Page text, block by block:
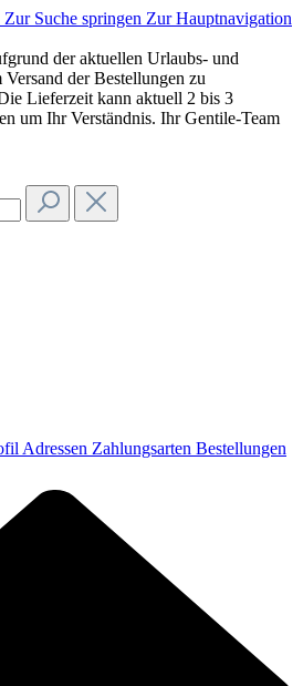
Zur Suche springen Zur Hauptnavigation
der aktuellen Urlaubs- und
der Bestellungen zu
Lieferzeit kann aktuell 2 bis 3
um Ihr Verständnis. Ihr Gentile-Team
Adressen Zahlungsarten Bestellungen